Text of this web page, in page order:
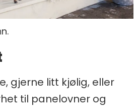
gjerne litt kjølig, eller
til panelovner og